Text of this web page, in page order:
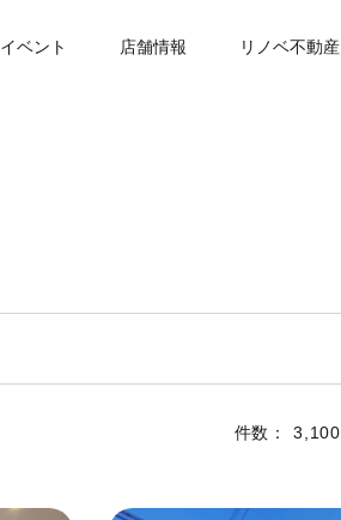
イベント 店舗情報 リノベ不動
件数：